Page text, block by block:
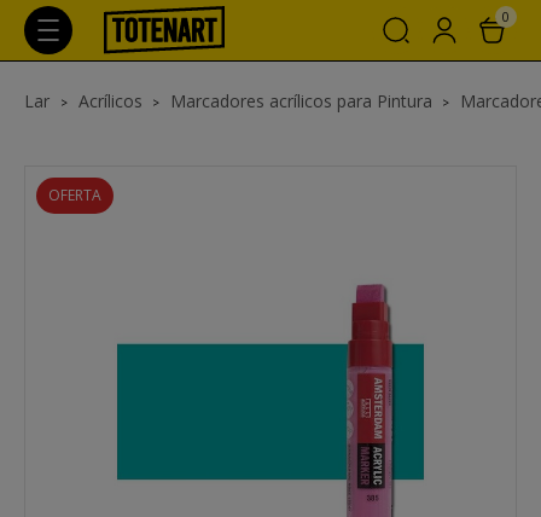
0
Lar Acrílicos Marcadores acrílicos para Pintura
OFERTA